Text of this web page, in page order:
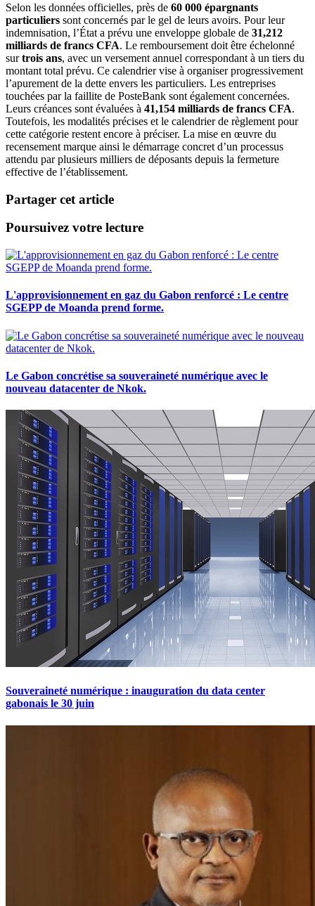
Selon les données officielles, près de 60 000 épargnants
particuliers sont concernés par le gel de leurs avoirs. Pour leur
indemnisation, l’État a prévu une enveloppe globale de 31,212
milliards de francs CFA. Le remboursement doit être échelonné
surtrois ans, avec un versement annuel correspondant à un tiers du
montant total prévu. Ce calendrier vise à organiser progressivement
l’apurement de la dette envers les particuliers. Les entreprises
touchées par la faillite de PosteBank sont également concernées.
Leurs créances sont évaluées à 41,154 milliards de francs CFA.
Toutefois, les modalités précises et le calendrier de règlement pour
cette catégorie restent encore à préciser. La mise en œuvre du
recensement marque ainsi le démarrage concret d’un processus
attendu par plusieurs milliers de déposants depuis la fermeture
effective de l’établissement.
Partager cet article
Poursuivez votre lecture
L'approvisionnement en gaz du Gabon renforcé : Le centre
SGEPP de Moanda prend forme.
Le Gabon concrétise sa souveraineté numérique avec le
nouveau datacenter de Nkok.
Souveraineté numérique : inauguration du data center
gabonais le 30 juin